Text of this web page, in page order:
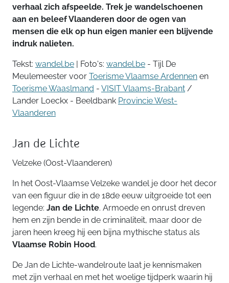
verhaal zich afspeelde. Trek je wandelschoenen
aan en beleef Vlaanderen door de ogen van
mensen die elk op hun eigen manier een blijvende
indruk nalieten.
Tekst: wandel.be | Foto's: wandel.be - Tijl De
Meulemeester voor Toerisme Vlaamse Ardennen en
Toerisme Waaslmand - VISIT Vlaams-Brabant /
Lander Loeckx - Beeldbank Provincie West-
Vlaanderen
Jan de Lichte
Velzeke (Oost-Vlaanderen)
In het Oost-Vlaamse Velzeke wandel je door het decor
van een figuur die in de 18de eeuw uitgroeide tot een
legende: Jan de Lichte. Armoede en onrust dreven
hem en zijn bende in de criminaliteit, maar door de
jaren heen kreeg hij een bijna mythische status als
Vlaamse Robin Hood.
De Jan de Lichte-wandelroute laat je kennismaken
met zijn verhaal en met het woelige tijdperk waarin hij